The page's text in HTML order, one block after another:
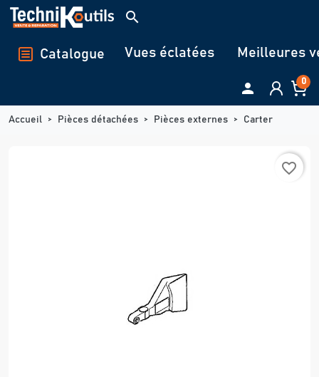
Panneau de gestion des cookies
search
Catalogue Vues éclatées Meilleures
 0
Accueil Pièces détachées Pièces externes Carter
favorite_border